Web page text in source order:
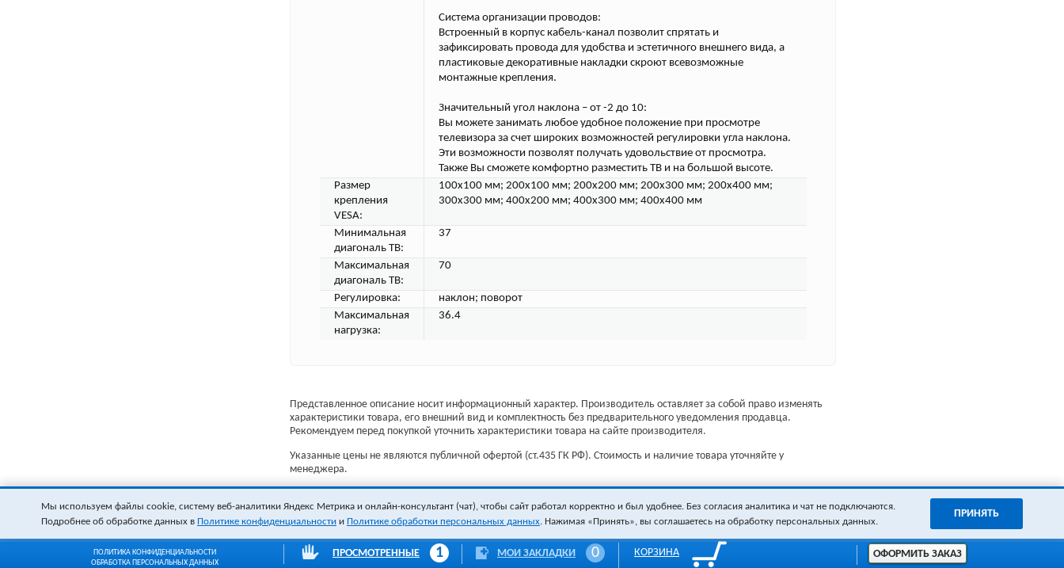
Система организации проводов:
Встроенный в корпус кабель-канал позволит спрятать и
зафиксировать провода для удобства и эстетичного внешнего вида, а
пластиковые декоративные накладки скроют всевозможные
монтажные крепления.
Значительный угол наклона – от -2 до 10:
Вы можете занимать любое удобное положение при просмотре
телевизора за счет широких возможностей регулировки угла наклона.
Эти возможности позволят получать удовольствие от просмотра.
Также Вы сможете комфортно разместить ТВ и на большой высоте.
Размер
крепления
VESA:
100x100 мм; 200x100 мм; 200x200 мм; 200x300 мм; 200x400 мм;
300x300 мм; 400x200 мм; 400x300 мм; 400x400 мм
Минимальная
диагональ ТВ:
37
Максимальная
диагональ ТВ:
70
Регулировка:
наклон; поворот
Максимальная
нагрузка:
36.4
Представленное описание носит информационный характер. Производитель оставляет за собой право изменять
характеристики товара, его внешний вид и комплектность без предварительного уведомления продавца.
Рекомендуем перед покупкой уточнить характеристики товара на сайте производителя.
Указанные цены не являются публичной офертой (ст.435 ГК РФ). Стоимость и наличие товара уточняйте у
менеджера.
ПОЛИТИКА КОНФИДЕНЦИАЛЬНОСТИ
ОБРАБОТКА ПЕРСОНАЛЬНЫХ ДАННЫХ
ПРОСМОТРЕННЫЕ 1 МОИ ЗАКЛАДКИ 0 КОРЗИНА ОФОРМИТЬ ЗАКАЗ
Мы используем файлы cookie, систему веб-аналитики Яндекс Метрика и онлайн-консультант (чат), чтобы сайт работал корректно и был удобнее. Без согласия аналитика и чат не подключаются.
Подробнее об обработке данных в Политике конфиденциальности и Политике обработки персональных данных . Нажимая «Принять», вы соглашаетесь на обработку персональных данных.
ПРИНЯТЬ